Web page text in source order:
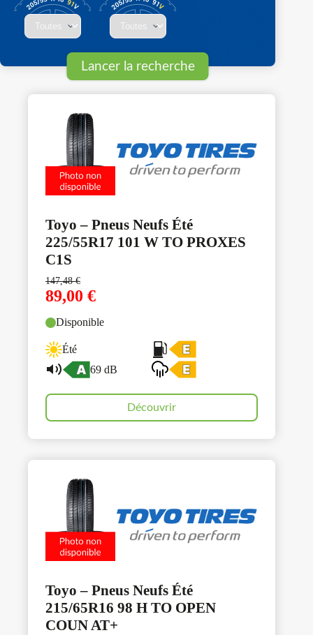
Toyo – Pneus Neufs Été
225/55R17 101 W TO PROXES
C1S
147,48€
89,00 €
Disponible
Été
69 dB
Découvrir
Toyo – Pneus Neufs Été
215/65R16 98 H TO OPEN
COUN AT+